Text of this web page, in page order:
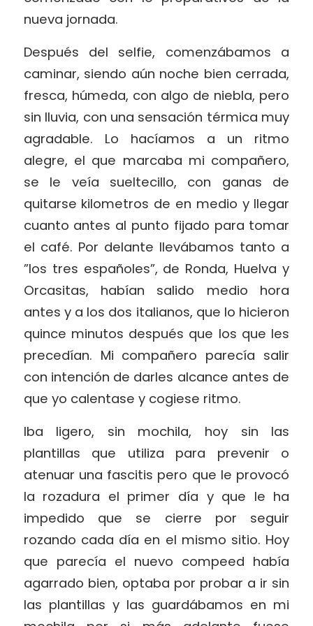
nueva jornada.
Después del selfie, comenzábamos a
caminar, siendo aún noche bien cerrada,
fresca, húmeda, con algo de niebla, pero
sin lluvia, con una sensación térmica muy
agradable. Lo hacíamos a un ritmo
alegre, el que marcaba mi compañero,
se le veía sueltecillo, con ganas de
quitarse kilometros de en medio y llegar
cuanto antes al punto fijado para tomar
el café. Por delante llevábamos tanto a
”los tres españoles”, de Ronda, Huelva y
Orcasitas, habían salido medio hora
antes y a los dos italianos, que lo hicieron
quince minutos después que los que les
precedían. Mi compañero parecía salir
con intención de darles alcance antes de
que yo calentase y cogiese ritmo.
Iba ligero, sin mochila, hoy sin las
plantillas que utiliza para prevenir o
atenuar una fascitis pero que le provocó
la rozadura el primer día y que le ha
impedido que se cierre por seguir
rozando cada día en el mismo sitio. Hoy
que parecía el nuevo compeed había
agarrado bien, optaba por probar a ir sin
las plantillas y las guardábamos en mi